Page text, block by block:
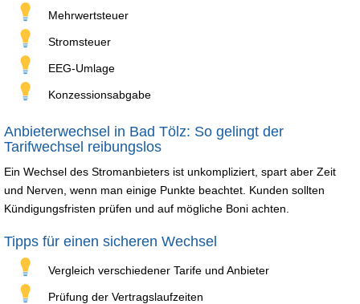
Mehrwertsteuer
Stromsteuer
EEG-Umlage
Konzessionsabgabe
Anbieterwechsel in Bad Tölz: So gelingt der
Tarifwechsel reibungslos
Ein Wechsel des Stromanbieters ist unkompliziert, spart aber Zeit
und Nerven, wenn man einige Punkte beachtet. Kunden sollten
Kündigungsfristen prüfen und auf mögliche Boni achten.
Tipps für einen sicheren Wechsel
Vergleich verschiedener Tarife und Anbieter
Prüfung der Vertragslaufzeiten